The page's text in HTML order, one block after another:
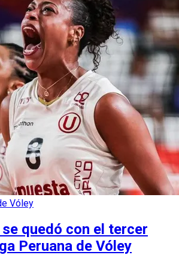
Vóley
quedó con el tercer
Peruana de Vóley